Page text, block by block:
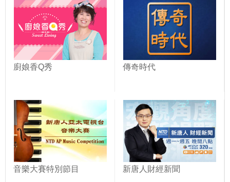
廚娘香Q秀 傳奇時代
音樂大賽特別節目 新唐人財經新聞